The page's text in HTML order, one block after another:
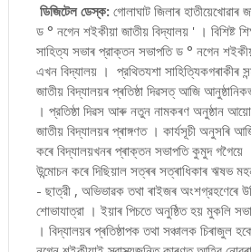
ডিজিটেল ডেস্ক: গোলাঘাট জিলাৰ হাতীয়েখোৱাৰ
ড ° নগেন শ‍ইকীয়া জাতীয় বিদ্যালয় ' । বিশিষ্ট
সাহিত্য সভাৰ প্রাক্তন সভাপতি ড ° নগেন
এখন বিদ্যালয় । প্রথিতযশা সাহিত্যিকগৰাকীৰ
জাতীয় বিদ্যালয়ৰ প্ৰতিষ্ঠা দিৱসত্ আজি
। প্রতিষ্ঠা দিৱস আৰু নতুন নামকৰণ অনুষ্ঠান
জাতীয় বিদ্যালয়ৰ প্ৰাঙ্গণত । কাৰ্যসূচী অনুসৰি
কৰে বিদ্যালয়খনৰ প্ৰাক্তন সভাপতি কুমুদ
উন্মোচন কৰে দিছিয়াল সত্ৰৰ সত্ৰাধিকাৰ ঋষভ
- ছাত্রী , অভিভাৱক তথা ৰাইজৰ অংশগ্রহণেৰে
শোভাযাত্রা । ইয়াৰ পিচতে অনুষ্ঠিত হয় মুকলি
। বিদ্যালয়ৰ প্ৰতিষ্ঠাপক তথা সঞ্চালক চিৰাজুল